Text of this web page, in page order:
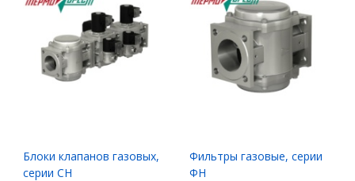
Блоки клапанов газовых,
серии СН
Фильтры газовые, серии
ФН